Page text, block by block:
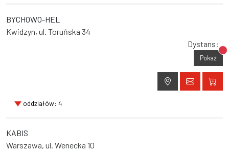
BYCHOWO-HEL
Kwidzyn, ul. Toruńska 34
Dystans:
Pokaż
oddziałów: 4
KABIS
Warszawa, ul. Wenecka 10